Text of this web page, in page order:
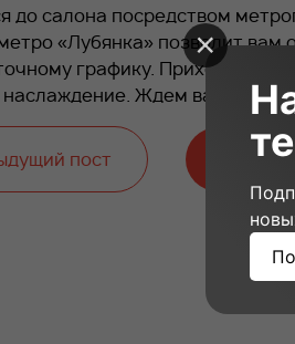
до салона посредством
«Лубянка» позволит вам
графику. Приходите к
Ждем вас!
пост